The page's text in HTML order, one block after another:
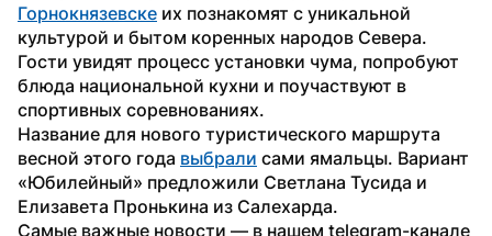
Горнокнязевске их познакомят с уникальной
культурой и бытом коренных народов Севера.
Гости увидят процесс установки чума, попробуют
блюда национальной кухни и поучаствуют в
спортивных соревнованиях.
Название для нового туристического маршрута
весной этого года выбрали сами ямальцы. Вариант
«Юбилейный» предложили Светлана Тусида и
Елизавета Пронькина из Салехарда.